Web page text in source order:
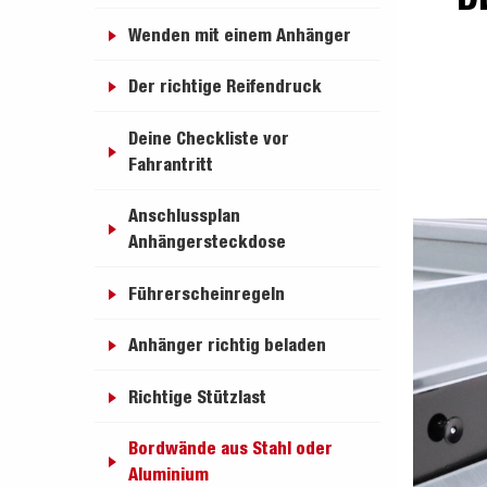
Beleuchtung
Laubgitteraufsatz
Boden
Wenden mit einem Anhänger
Der richtige Reifendruck
Deine Checkliste vor
Fahrantritt
Anschlussplan
Anhängersteckdose
Führerscheinregeln
Anhänger richtig beladen
Richtige Stützlast
Bordwände aus Stahl oder
Aluminium